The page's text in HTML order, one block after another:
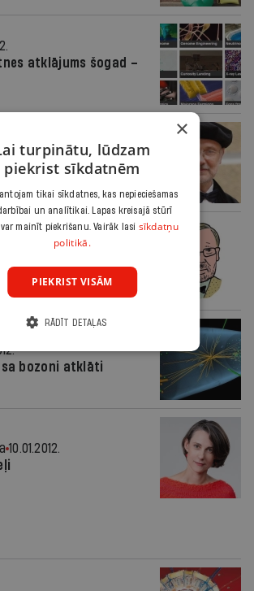
atklājums šogad –
bozonu iekasēs
nav beigusies
bozoni atklāti
10.01.2012.
×
turpinātu, lūdzam
piekrist sīkdatnēm
tikai sīkdatnes, kas nepieciešamas
un analītikai. Lapas kreisajā stūrī
mainīt piekrišanu. Vairāk lasi sīkdatņu
politikā.
PIEKRIST VISĀM
RĀDĪT DETAĻAS